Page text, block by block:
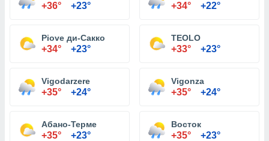
+36° +23° +34° +22°
Piove ди-Сакко
+34° +23°
TEOLO
+33° +23°
Vigodarzere
+35° +24°
Vigonza
+35° +24°
Абано-Терме
+35° +23°
Восток
+35° +23°